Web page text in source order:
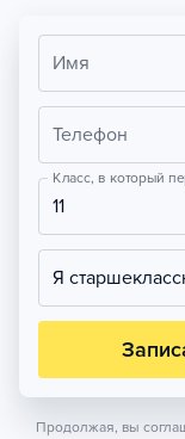
Имя
Телефон
Класс, в который
11
Я
Продолжая, вы